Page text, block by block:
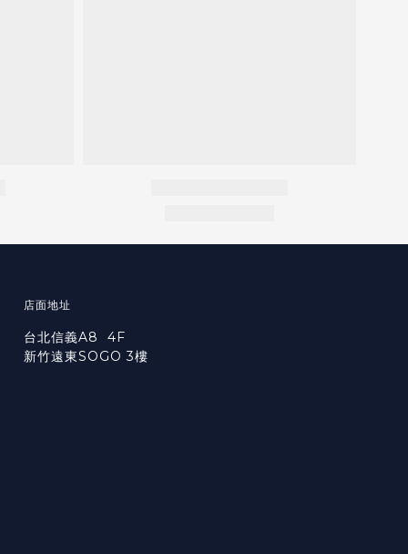
店面地址
台北信義A8 4F
新竹遠東SOGO 3樓